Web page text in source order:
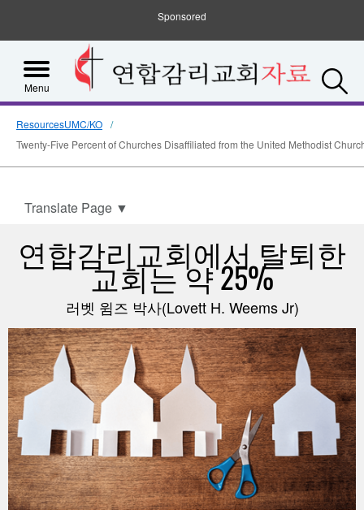
Sponsored
Menu
ResourcesUMC/KO
Twenty-Five Percent of Churches Disaffiliated from the United Methodist
Translate Page ▼
연합감리교회에서 탈퇴한
교회는 약 25%
러벳 윔즈 박사(Lovett H. Weems Jr)